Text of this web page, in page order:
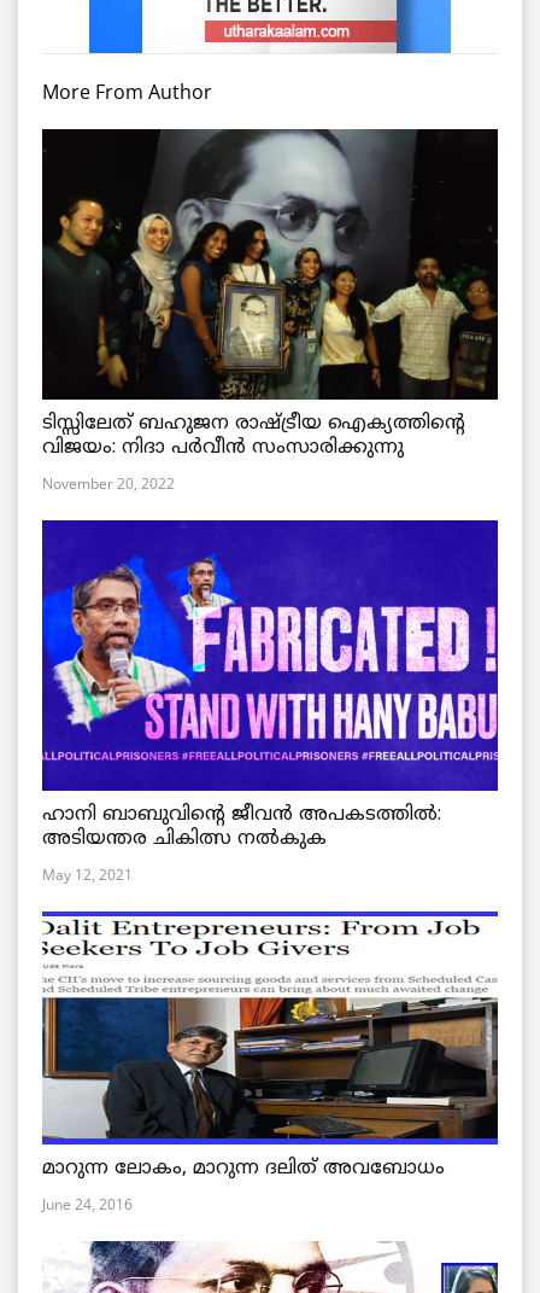
More From Author
ടിസ്സിലേത് ബഹുജന രാഷ്ട്രീയ ഐക്യത്തിന്റെ
വിജയം: നിദാ പർവീൻ സംസാരിക്കുന്നു
November 20, 2022
ഹാനി ബാബുവിന്റെ ജീവൻ അപകടത്തിൽ:
അടിയന്തര ചികിത്സ നൽകുക
May 12, 2021
മാറുന്ന ലോകം, മാറുന്ന ദലിത് അവബോധം
June 24, 2016